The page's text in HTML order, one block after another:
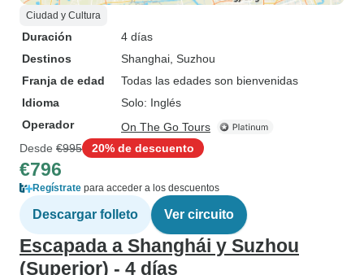
Ciudad y Cultura
Duración
4 días
Destinos
Shanghai , Suzhou
Franja de edad
Todas las edades son bienvenidas
Idioma
Solo: Inglés
Operador
On The Go Tours
Desde €995 20% de descuento
€796
Regístrate para acceder a los descuentos
Descargar folleto Ver circuito
Escapada a Shanghái y Suzhou
(Superior) - 4 días